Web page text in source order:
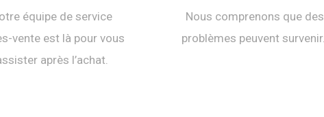
équipe de service
vente est là pour vous
après l’achat.
Nous comprenons que des
problèmes peuvent survenir.